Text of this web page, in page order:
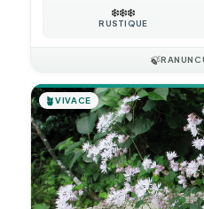
❄️❄️❄️
RUSTIQUE
🍃
🪴VIVACE